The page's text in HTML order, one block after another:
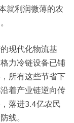
就利润微薄的农
现代化物流基
力冷链设备已铺
所有这些节省下
着产业链逆向传
落进3.4亿农民
线。